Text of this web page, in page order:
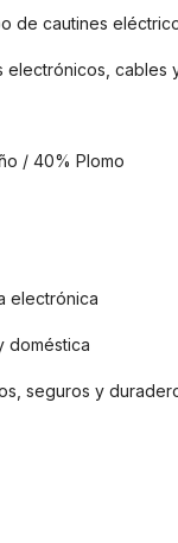
de cautines
electrónicos, cables
/ 40% Plomo
electrónica
doméstica
seguros y